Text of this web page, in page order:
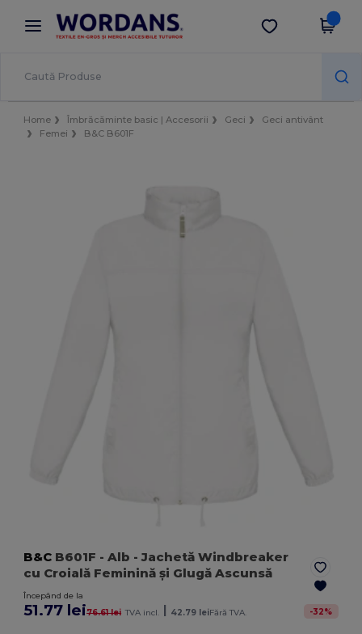
× Aplicația Wordans
Prețuri mai bune în aplicație!
Descarcă app
Home Îmbrăcăminte basic | Accesorii Geci
Geci antivânt
Femei
B&C B601F
B&C B601F - Alb - Jachetă Windbreaker
cu Croială Feminină și Glugă Ascunsă
Începând de la
51.77 lei76.61 lei TVA incl. | 42.79 leiFără TVA. -32%